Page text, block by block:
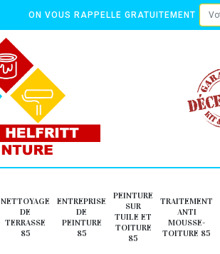
ON VOUS RAPPELLE GRATUITEMENT
NETTOYAGE
DE
TERRASSE
85
ENTREPRISE
DE
PEINTURE
85
PEINTURE
SUR
TUILE ET
TOITURE
85
TRAITEMENT
ANTI
MOUSSE-
TOITURE 85